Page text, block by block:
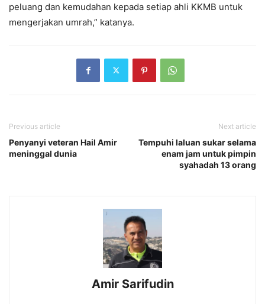
peluang dan kemudahan kepada setiap ahli KKMB untuk
mengerjakan umrah,” katanya.
Previous article
Penyanyi veteran Hail Amir
meninggal dunia
Next article
Tempuhi laluan sukar selama
enam jam untuk pimpin
syahadah 13 orang
Amir Sarifudin